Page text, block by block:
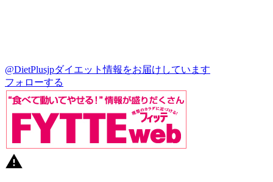
@DietPlusjpダイエット情報をお届けしています
フォローする